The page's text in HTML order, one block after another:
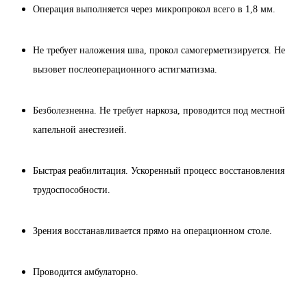
Операция выполняется через микропрокол всего в 1,8 мм.
Не требует наложения шва, прокол самогерметизируется. Не
вызовет послеоперационного астигматизма.
Безболезненна. Не требует наркоза, проводится под местной
капельной анестезией.
Быстрая реабилитация. Ускоренный процесс восстановления
трудоспособности.
Зрения восстанавливается прямо на операционном столе.
Проводится амбулаторно.